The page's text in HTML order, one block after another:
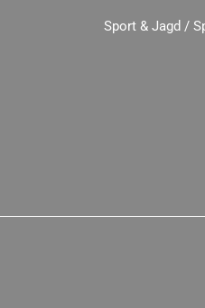
Sport & Jagd /